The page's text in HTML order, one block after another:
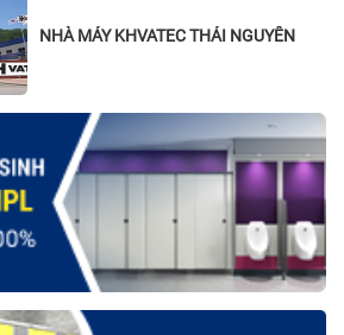
NHÀ MÁY KHVATEC THÁI NGUYÊN